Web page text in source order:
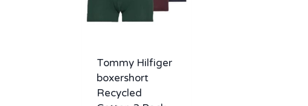
Tommy Hilfiger
boxershort
Recycled